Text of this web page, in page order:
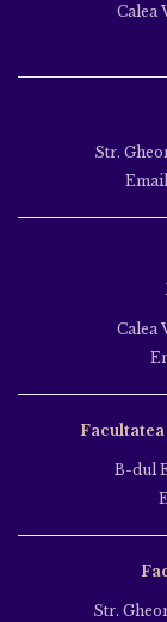
Calea
Str.
Calea
Facultatea
B-dul
Str.